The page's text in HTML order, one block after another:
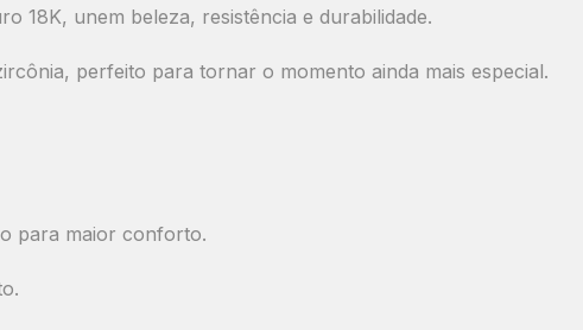
18K, unem beleza, resistência e durabilidade.
perfeito para tornar o momento ainda mais especial.
para maior conforto.